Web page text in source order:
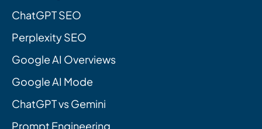
ChatGPT SEO
Perplexity SEO
Google AI Overviews
Google AI Mode
ChatGPT vs Gemini
Prompt Engineering